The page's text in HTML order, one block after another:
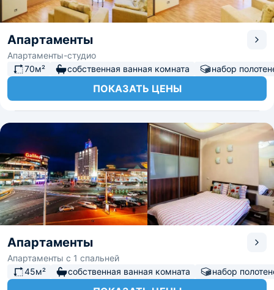
Апартаменты
Апартаменты-студио
70м²
собственная ванная комната набор
ПОКАЗАТЬ ЦЕНЫ
Апартаменты
Апартаменты с 1 спальней
45м²
собственная ванная комната набор